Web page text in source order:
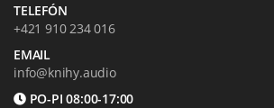
TELEFÓN
+421 910 234 016
EMAIL
info@knihy.audio
PO-PI 08:00-17:00